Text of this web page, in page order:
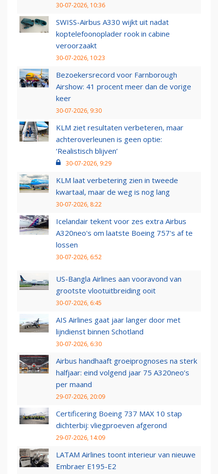
30-07-2026, 10:36
SWISS-Airbus A330 wijkt uit nadat
koptelefoonoplader rook in cabine
veroorzaakt
30-07-2026, 10:23
Bezoekersrecord voor Farnborough
Airshow: 41 procent meer dan de vorige
keer
30-07-2026, 9:30
KLM ziet resultaten verbeteren, maar
achteroverleunen is geen optie:
‘Realistisch blijven’
30-07-2026, 9:29
KLM laat verbetering zien in tweede
kwartaal, maar de weg is nog lang
30-07-2026, 8:22
Icelandair tekent voor zes extra Airbus
A320neo's om laatste Boeing 757's af te
lossen
30-07-2026, 6:52
US-Bangla Airlines aan vooravond van
grootste vlootuitbreiding ooit
30-07-2026, 6:45
AIS Airlines gaat jaar langer door met
lijndienst binnen Schotland
30-07-2026, 6:30
Airbus handhaaft groeiprognoses na sterk
halfjaar: eind volgend jaar 75 A320neo’s
per maand
29-07-2026, 20:09
Certificering Boeing 737 MAX 10 stap
dichterbij: vliegproeven afgerond
29-07-2026, 14:09
LATAM Airlines toont interieur van nieuwe
Embraer E195-E2